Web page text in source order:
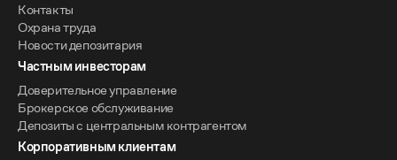
Контакты
Охрана труда
Новости депозитария
Частным инвесторам
Доверительное управление
Брокерское обслуживание
Депозиты с центральным контрагентом
Корпоративным клиентам